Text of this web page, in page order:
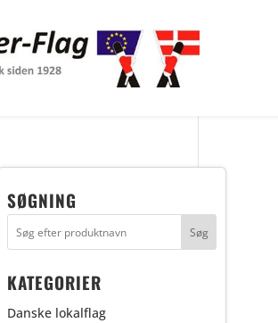
SØGNING
KATEGORIER
Danske lokalflag